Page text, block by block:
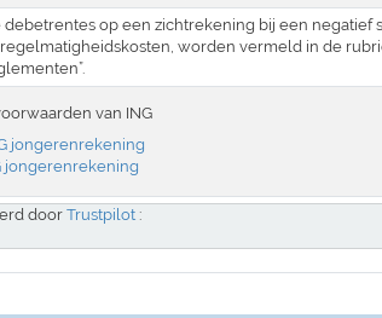
debetrentes op een zichtrekening bij een negatief
worden vermeld in de
van ING
jongerenrekening
jongerenrekening
door Trustpilot :